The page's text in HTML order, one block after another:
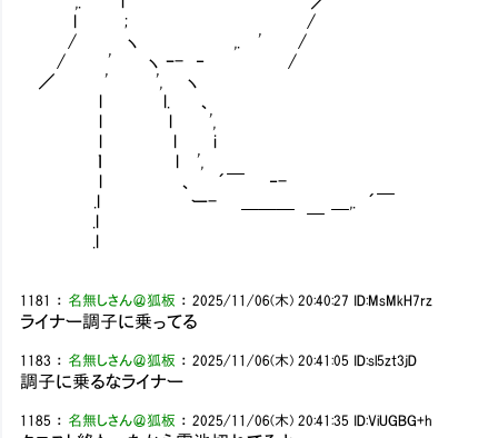
l ; /
/ ヽ ,. ' /
/ ' ヽ ｰ- ‐ /
／ ' ', ヽ
l l. 、
l l ',
l l i
ｌ l ',
l 、 ´￣ ‐-
.l ー- ＿＿＿ ＿,. ´￣
.l ￣
.l
1181 ： 名無しさん＠狐板 ：2025/11/06(木) 20:40:27 ID:MsMkH7rz
ライナー調子に乗ってる
1183 ： 名無しさん＠狐板 ：2025/11/06(木) 20:41:05 ID:sl5zt3jD
調子に乗るなライナー
1185 ： 名無しさん＠狐板 ：2025/11/06(木) 20:41:35 ID:ViUGBG+h